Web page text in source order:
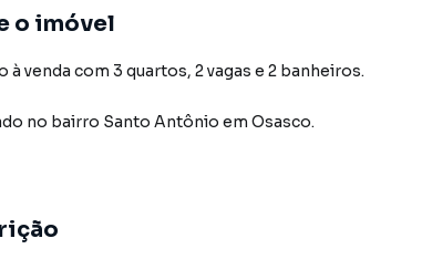
o imóvel
à venda com 3 quartos, 2 vagas e 2 banheiros.
no bairro Santo Antônio em Osasco.